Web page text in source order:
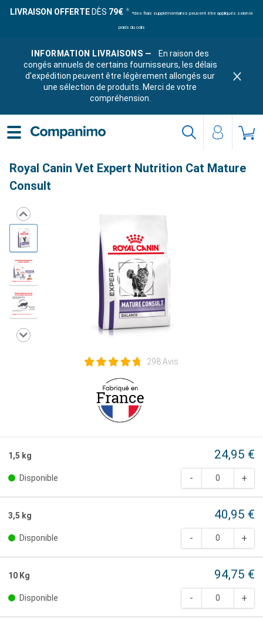
LIVRAISON OFFERTE DÈS 79€ *des frais supplémentaires peuvent être appliqués selon le
poids du colis
INFORMATION LIVRAISONS —
En raison des
congés annuels de certains fournisseurs, les délais
d'expédition peuvent être légèrement allongés sur
une sélection de produits. Merci de votre
compréhension.
Royal Canin Vet Expert Nutrition Cat Mature
Consult
298 Avis
1,5 kg 24,95 €
Disponible
3,5 kg 40,95 €
Disponible
10 Kg 94,75 €
Disponible